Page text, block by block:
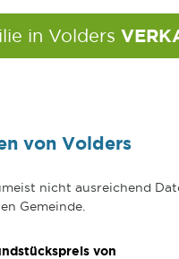
in Volders
von Volders
nicht ausreichend
Gemeinde.
von